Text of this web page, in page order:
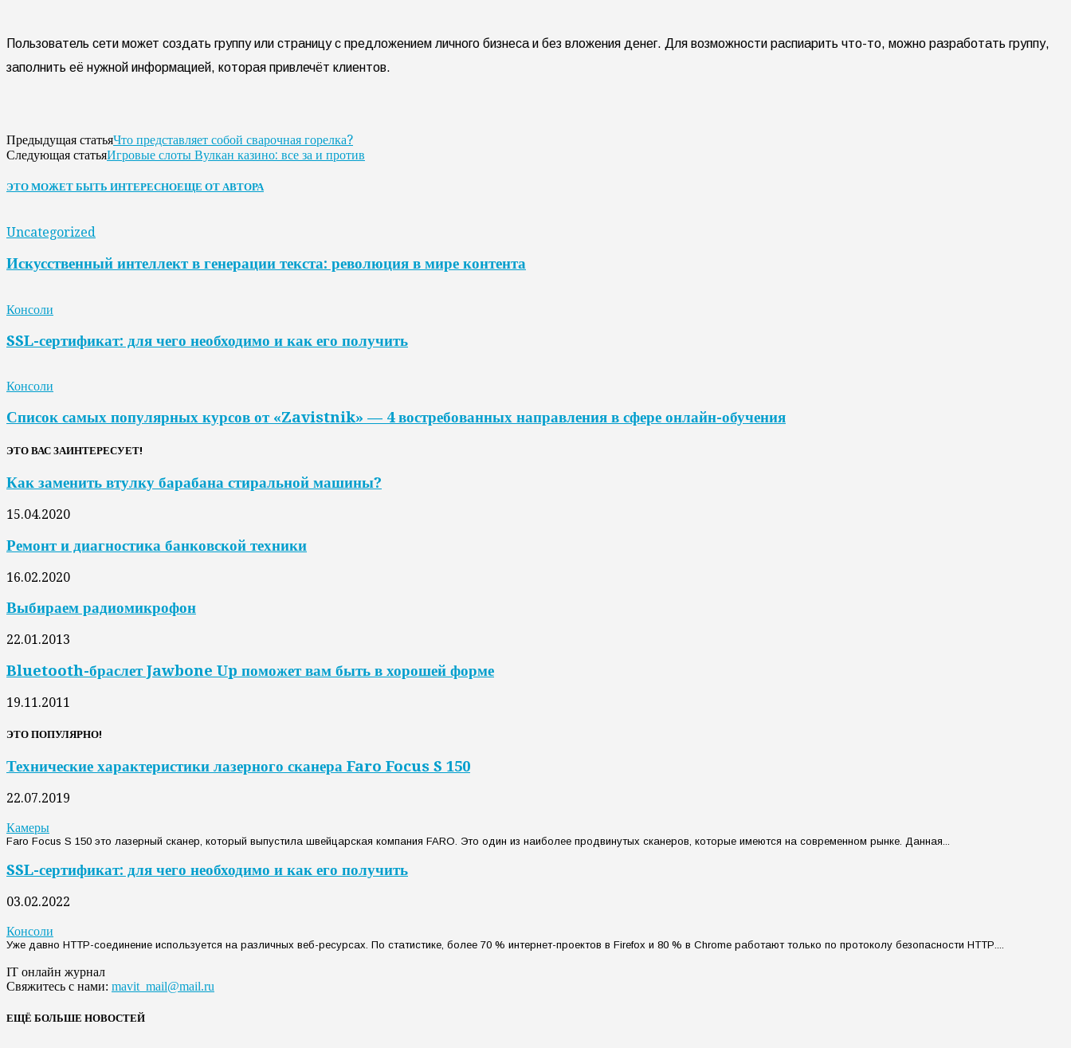
Пользователь сети может создать группу или страницу с предложением личного бизнеса и без вложения денег. Для возможности распиарить что-то, можно разработать группу,
заполнить её нужной информацией, которая привлечёт клиентов.
Предыдущая статьяЧто представляет собой сварочная горелка?
Следующая статьяИгровые слоты Вулкан казино: все за и против
ЭТО МОЖЕТ БЫТЬ ИНТЕРЕСНОЕЩЕ ОТ АВТОРА
Uncategorized
Искусственный интеллект в генерации текста: революция в мире контента
Консоли
SSL-сертификат: для чего необходимо и как его получить
Консоли
Список самых популярных курсов от «Zavistnik» — 4 востребованных направления в сфере онлайн-обучения
ЭТО ВАС ЗАИНТЕРЕСУЕТ!
Как заменить втулку барабана стиральной машины?
15.04.2020
Ремонт и диагностика банковской техники
16.02.2020
Выбираем радиомикрофон
22.01.2013
Bluetooth-браслет Jawbone Up поможет вам быть в хорошей форме
19.11.2011
ЭТО ПОПУЛЯРНО!
Технические характеристики лазерного сканера Faro Focus S 150
22.07.2019
Камеры
Faro Focus S 150 это лазерный сканер, который выпустила швейцарская компания FARO. Это один из наиболее продвинутых сканеров, которые имеются на современном рынке. Данная...
SSL-сертификат: для чего необходимо и как его получить
03.02.2022
Консоли
Уже давно НТТР-соединение используется на различных веб-ресурсах. По статистике, более 70 % интернет-проектов в Firefox и 80 % в Chrome работают только по протоколу безопасности НТТР....
IT онлайн журнал
Свяжитесь с нами: mavit_mail@mail.ru
ЕЩЁ БОЛЬШЕ НОВОСТЕЙ